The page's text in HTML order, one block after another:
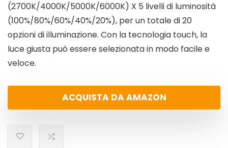
(2700K/4000K/5000K/6000K) X 5 livelli di luminosità
(100%/80%/60%/40%/20%), per un totale di 20
opzioni di illuminazione. Con la tecnologia touch, la
luce giusta può essere selezionata in modo facile e
veloce.
ACQUISTA DA AMAZON